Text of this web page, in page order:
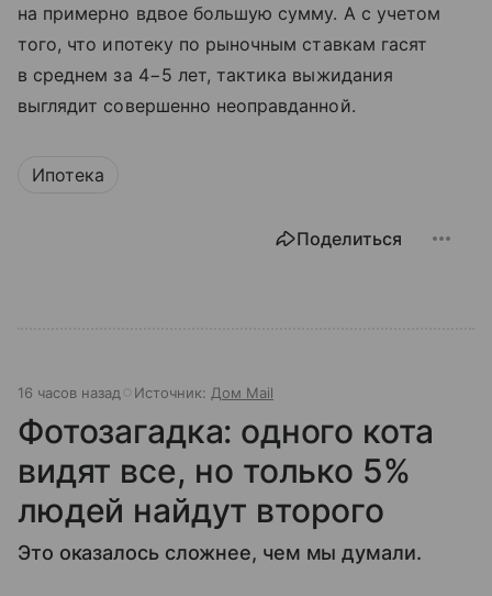
на примерно вдвое большую сумму. А с учетом
того, что ипотеку по рыночным ставкам гасят
в среднем за 4−5 лет, тактика выжидания
выглядит совершенно неоправданной.
Ипотека
Поделиться
16 часов назад Источник: Дом Mail
Фотозагадка: одного кота
видят все, но только 5%
людей найдут второго
Это оказалось сложнее, чем мы думали.